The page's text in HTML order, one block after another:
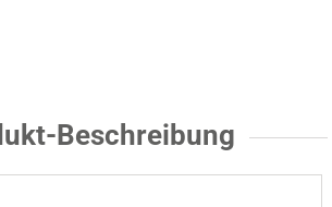
Beschreibung